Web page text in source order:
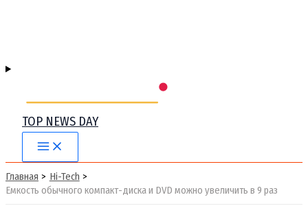
TOP NEWS DAY
Main
Menu
Главная
Hi-Tech
Емкость обычного компакт-диска и DVD можно увеличить в 9 раз